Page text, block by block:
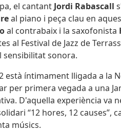
el cantant Jordi Rabascall
al piano i peça clau en
al contrabaix i la saxofonista
al Festival de Jazz de
sensibilitat sonora.
està íntimament lligada a la
per primera vegada a una
D'aquella experiència va
“12 hores, 12 causes”,
músics.